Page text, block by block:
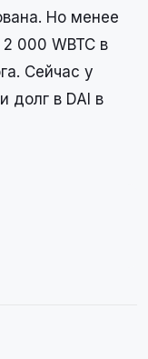
Но менее
000 WBTC в
Сейчас у
долг в DAI в